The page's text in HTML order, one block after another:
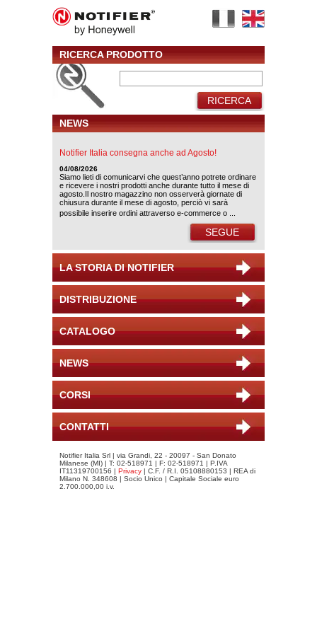
RICERCA PRODOTTO
RICERCA
NEWS
Notifier Italia consegna anche ad Agosto!
04/08/2026
Siamo lieti di comunicarvi che quest’anno potrete ordinare
e ricevere i nostri prodotti anche durante tutto il mese di
agosto.Il nostro magazzino non osserverà giornate di
chiusura durante il mese di agosto, perciò vi sarà
possibile inserire ordini attraverso e-commerce o ...
SEGUE
LA STORIA DI NOTIFIER
DISTRIBUZIONE
CATALOGO
NEWS
CORSI
CONTATTI
Notifier Italia Srl | via Grandi, 22 - 20097 - San Donato
Milanese (MI) | T: 02-518971 | F: 02-518971 | P.IVA
IT11319700156 | Privacy | C.F. / R.I. 05108880153 | REA di
Milano N. 348608 | Socio Unico | Capitale Sociale euro
2.700.000,00 i.v.